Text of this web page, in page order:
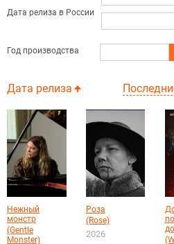
Дата релиза в России
Год производства
Дата релиза
Нежный
монстр
(Gentle
Monster)
Роза
(Rose)
2026